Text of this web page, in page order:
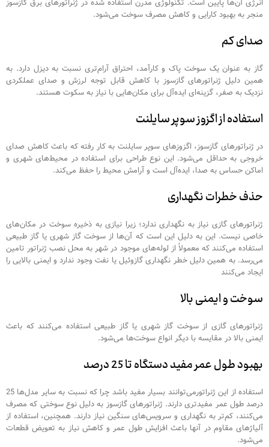
انرژی آن‌ها پایین است. تکنولوژی مدرن استفاده شده در ژنراتورهای برق گازسوز
منجر به بهبود کارایی و کاهش مصرف سوخت می‌شود.
صدای کم
گاز به عنوان یک سوخت پاک و کارآمد، احتراق آرام‌تری نسبت به دیزل دارد. به
همین دلیل ژنراتورهای گازسوز با کاهش قابل توجه لرزش و صدای عملکردی
نزدیک به صفر، گزینه‌ای ایده‌آل برای مکان‌هایی با نیاز به سکوت هستند.
استفاده از اگزوز سوپر سایلنت
در ژنراتورهای گازسوز، اگزوزهای سوپر سایلنت به کار رفته که باعث کاهش صدای
خروجی به حداقل می‌شود. این نوع طراحی برای استفاده در محیط‌های شهری و
اماکن حساس به صدا، ایده‌آل است و آرامش محیط را حفظ می‌کند.
حذف خطرات نگهداری
ژنراتورهای گازی نیاز به نگهداری ندارد؛ زیرا نیازی به ذخیره سوخت در مکان‌های
خاصی نیست. این به دلیل این است که آن‌ها از سوخت گاز شهری یا گاز طبیعی
استفاده می‌کنند که معمولاً از لوله‌های موجود در شهر به محل نصب ژنراتور تامین
می‌رسد. به همین دلیل خطر نگهداری گازوئیل یا نفت وجود ندارد و ایمنی بالایی را
ایجاد می‌کنند
سوخت و ایمنی بالا
ژنراتورهای گازی از سوخت گاز شهری یا گاز طبیعی استفاده می‌کنند که باعث
ایمنی بالا در مقایسه با دیگر انواع سوخت‌ها می‌شود.
بهبود طول عمر مفید دستگاه تا 25 درصد
استفاده از این ژنراتورمی‌توانند بسیار مفید باشد چرا که نسبت به سایر مدل‌ها 25
درصد طول عمر مفیدتری دارند. ژنراتورهای گازسوز به دلیل نوع سوختی که مصرف
می‌کنند، کم‌تر به نگهداری و سرویس‌های سنگین نیاز دارند. همچنین، استفاده از
آلیاژهای مقاوم در آنها باعث افزایش طول عمر و کاهش نیاز به تعویض قطعات
می‌شود.